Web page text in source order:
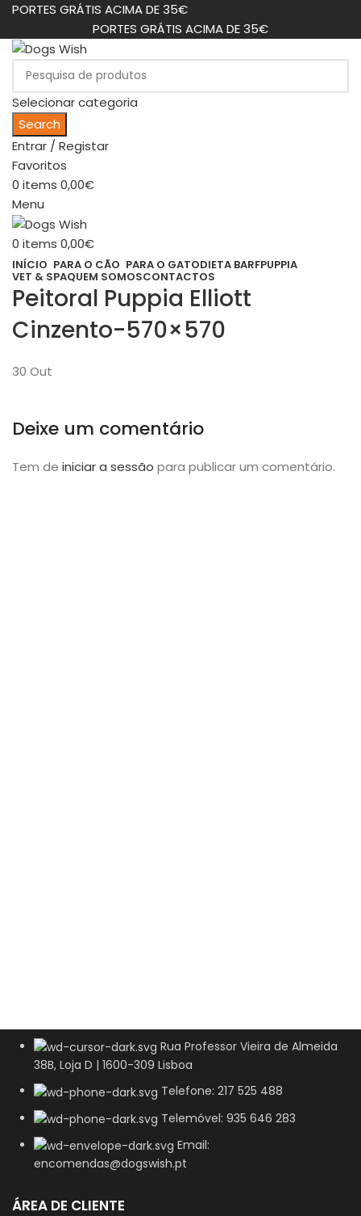
PORTES GRÁTIS ACIMA DE 35€
PORTES GRÁTIS ACIMA DE 35€
Selecionar categoria
Search
Entrar / Registar
Favoritos
0 items 0,00€
Menu
0 items 0,00€
INÍCIO PARA O CÃO PARA O GATODIETA BARFPUPPIA
VET & SPAQUEM SOMOSCONTACTOS
Peitoral Puppia Elliott
Cinzento-570×570
30 Out
Deixe um comentário
Tem de iniciar a sessão para publicar um comentário.
Rua Professor Vieira de Almeida
38B, Loja D | 1600-309 Lisboa
Telefone: 217 525 488
Telemóvel: 935 646 283
Email:
encomendas@dogswish.pt
ÁREA DE CLIENTE